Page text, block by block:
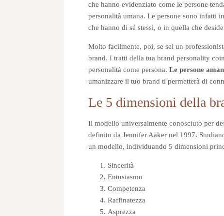
che hanno evidenziato come le persone
personalità umana. Le persone sono infatti
che hanno di sé stessi, o in quella che
Molto facilmente, poi, se sei un
brand. I tratti della tua brand personality
personalità come persona. Le persone
umanizzare il tuo brand ti permetterà di
Le 5 dimensioni della
Il modello universalmente conosciuto per
definito da Jennifer Aaker nel 1997.
un modello, individuando 5 dimensioni
Sincerità
Entusiasmo
Competenza
Raffinatezza
Asprezza